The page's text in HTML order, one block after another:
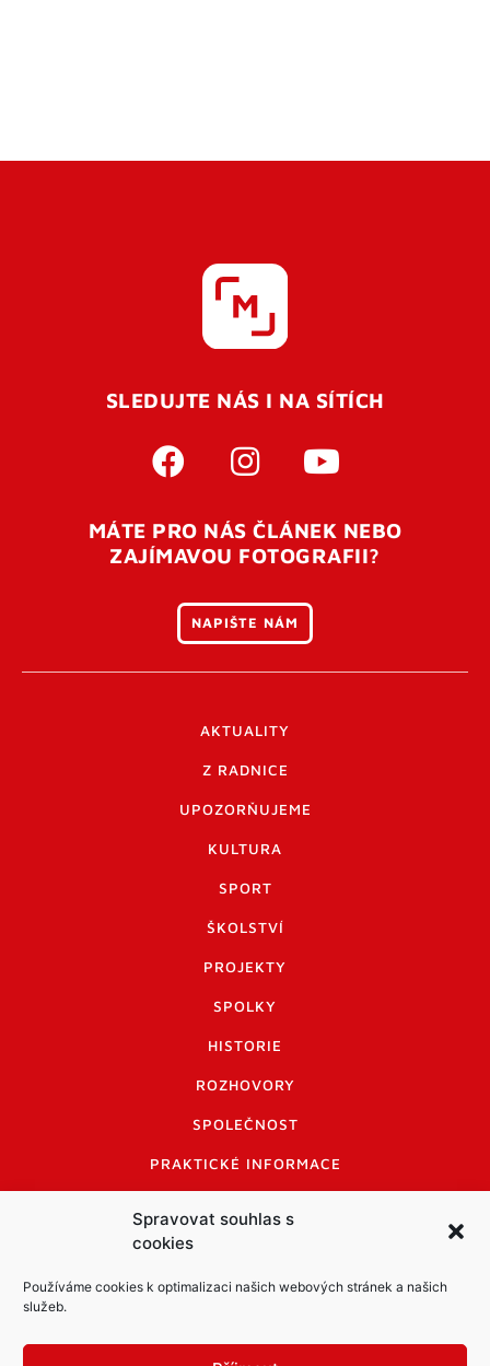
Spravovat souhlas s
cookies
Používáme cookies k optimalizaci našich webových stránek a našich
služeb.
SLEDUJTE NÁS I NA SÍTÍCH
MÁTE PRO NÁS ČLÁNEK NEBO
ZAJÍMAVOU FOTOGRAFII?
NAPIŠTE NÁM
AKTUALITY
Z RADNICE
UPOZORŇUJEME
KULTURA
SPORT
ŠKOLSTVÍ
PROJEKTY
SPOLKY
HISTORIE
ROZHOVORY
SPOLEČNOST
PRAKTICKÉ INFORMACE
INFORMACE A KODEX DISKUTUJÍCÍCH
LOGO A LOGO MANUÁL